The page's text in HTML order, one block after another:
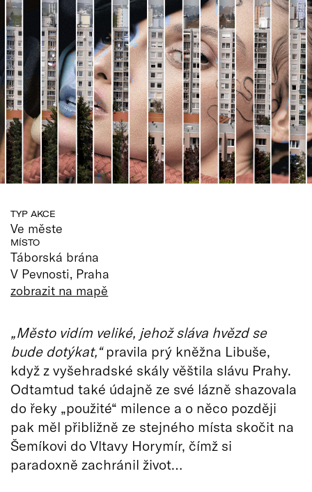
Vše o ČT
TYP AKCE
Ve měste
MÍSTO
Táborská brána
V Pevnosti, Praha
zobrazit na mapě
„Město vidím veliké, jehož sláva hvězd se
bude dotýkat,“pravila prý kněžna Libuše,
když z vyšehradské skály věštila slávu Prahy.
Odtamtud také údajně ze své lázně shazovala
do řeky „použité“ milence a o něco později
pak měl přibližně ze stejného místa skočit na
Šemíkovi do Vltavy Horymír, čímž si
paradoxně zachránil život…